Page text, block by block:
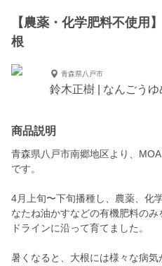
【農薬・化学肥料不使用
根
青森県八戸市
鈴木正樹 | なんごうゆ
商品説明
青森県八戸市南郷地区より、
です。
4月上旬〜下旬播種し、農薬、化
なたね油かすなどの有機肥料の
ドラインに沿って育てました。
暑くなると、大根には様々な病